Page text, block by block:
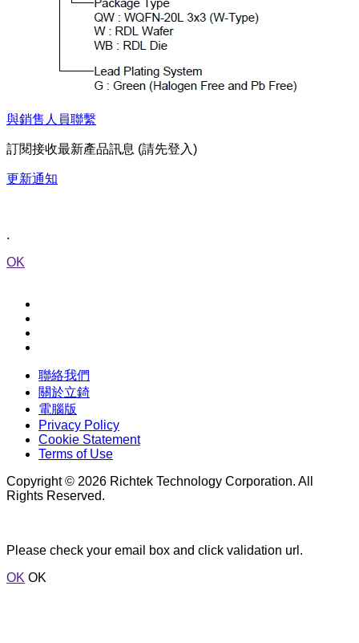
與銷售人員聯繫
訂閱接收最新產品訊息 (請先登入)
更新通知
.
OK
聯絡我們
關於立錡
電腦版
Privacy Policy
Cookie Statement
Terms of Use
Copyright © 2026 Richtek Technology Corporation. All
Rights Reserved.
Please check your email box and click validation url.
OK OK